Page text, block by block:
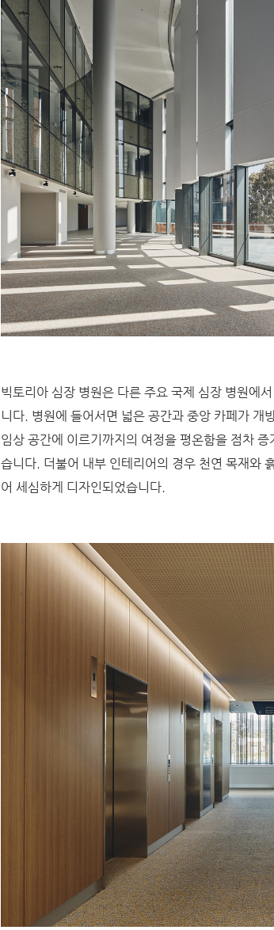
빅토리아 심장 병원은 다른 주요 국제 심장 병원에
니다. 병원에 들어서면 넓은 공간과 중앙 카페가 개
임상 공간에 이르기까지의 여정을 평온함을 점차
습니다. 더불어 내부 인테리어의 경우 천연 목재와
어 세심하게 디자인되었습니다.